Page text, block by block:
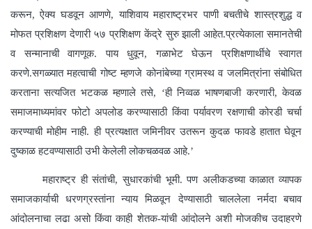
करून, ऐक्य घडवून आणणे, याशिवाय महाराष्ट्रभर पाणी बचतीचे शास्त्रशुद्ध व
मोफत प्रशिक्षण देणारी ५७ प्रशिक्षण केंद्रे सुरु झाली आहेत.प्रत्येकाला समानतेची
व सन्मानाची वागणूक. पाय धुवून, गळाभेट घेऊन प्रशिक्षणार्थीचे स्वागत
करणे.सगळ्यात महत्वाची गोष्ट म्हणजे कोनांबेच्या ग्रामस्थ व जलमित्रांना संबोधित
करताना सत्यजित भटकळ म्हणाले तसे, ‘ही निव्वळ भाषणबाजी करणारी, केवळ
समाजमाध्यमांवर फोटो अपलोड करण्यासाठी किंवा पर्यावरण रक्षणाची कोरडी चर्चा
करण्याची मोहीम नाही. ही प्रत्यक्षात जमिनीवर उतरून कुदळ फावडे हातात घेवून
दुष्काळ हटवण्यासाठी उभी केलेली लोकचळवळ आहे.’
महाराष्ट्र ही संतांची, सुधारकांची भूमी. पण अलीकडच्या काळात व्यापक
समाजकार्याची धरणग्रस्तांना न्याय मिळवून देण्यासाठी चाललेला नर्मदा बचाव
आंदोलनाचा लढा असो किंवा काही शेतक-यांची आंदोलने अशी मोजकीच उदाहरणे